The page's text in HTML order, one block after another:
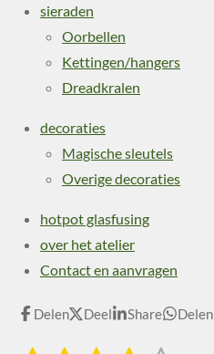
sieraden
Oorbellen
Kettingen/hangers
Dreadkralen
decoraties
Magische sleutels
Overige decoraties
hotpot glasfusing
over het atelier
Contact en aanvragen
Delen Deel Share Delen